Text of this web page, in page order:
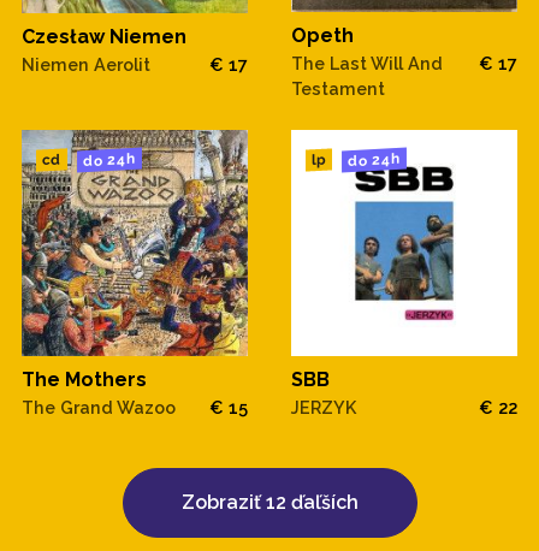
Czesław Niemen
Niemen Aerolit € 17
Opeth
The Last Will And
Testament
€ 17
cd do 24h
The Mothers
The Grand Wazoo € 15
lp do 24h
SBB
JERZYK € 22
Zobraziť 12 ďaľších